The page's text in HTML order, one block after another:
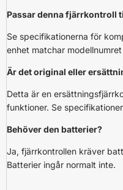
Passar denna fjärrkontroll
Se specifikationerna för
enhet matchar
Är det original eller
Detta är en
funktioner. Se
Behöver den batterier?
Ja, fjärrkontrollen kräver
Batterier ingår normalt inte.